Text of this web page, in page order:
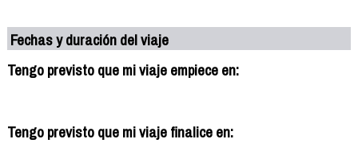
Fechas y duración del viaje
Tengo previsto que mi viaje empiece en:
Tengo previsto que mi viaje finalice en: